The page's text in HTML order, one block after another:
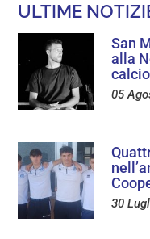
ULTIME
San
alla
05
30